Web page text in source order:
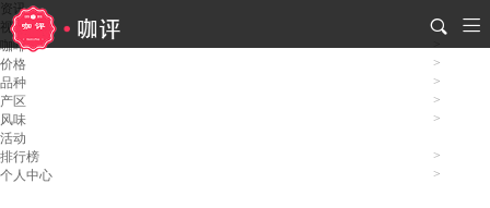
资讯
视频
咖啡
价格
品种
产区
风味
活动
排行榜
个人中心